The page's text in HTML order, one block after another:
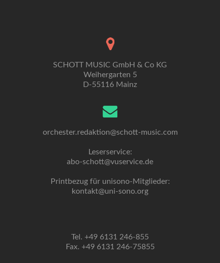
SCHOTT MUSIC GmbH & Co KG
Weihergarten 5
D-55116 Mainz
orchester.redaktion@schott-music.com
Leserservice:
abo-schott@vuservice.de
Printbezug für unisono-Mitglieder:
kontakt@uni-sono.org
Tel. +49 6131 246-855
Fax. +49 6131 246-75855